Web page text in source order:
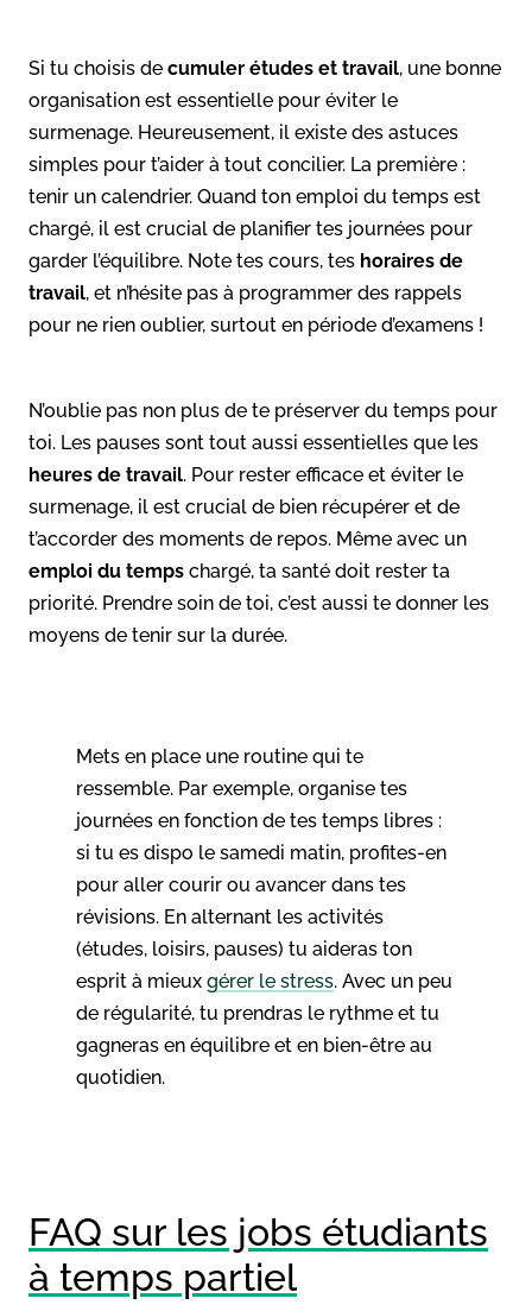
Si tu choisis de cumuler études et travail, une bonne
organisation est essentielle pour éviter le
surmenage. Heureusement, il existe des astuces
simples pour t’aider à tout concilier. La première :
tenir un calendrier. Quand ton emploi du temps est
chargé, il est crucial de planifier tes journées pour
garder l’équilibre. Note tes cours, tes horaires de
travail, et n’hésite pas à programmer des rappels
pour ne rien oublier, surtout en période d’examens !
N’oublie pas non plus de te préserver du temps pour
toi. Les pauses sont tout aussi essentielles que les
heures de travail. Pour rester efficace et éviter le
surmenage, il est crucial de bien récupérer et de
t’accorder des moments de repos. Même avec un
emploi du temps chargé, ta santé doit rester ta
priorité. Prendre soin de toi, c’est aussi te donner les
moyens de tenir sur la durée.
Mets en place une routine qui te
ressemble. Par exemple, organise tes
journées en fonction de tes temps libres :
si tu es dispo le samedi matin, profites-en
pour aller courir ou avancer dans tes
révisions. En alternant les activités
(études, loisirs, pauses) tu aideras ton
esprit à mieux gérer le stress. Avec un peu
de régularité, tu prendras le rythme et tu
gagneras en équilibre et en bien-être au
quotidien.
FAQ sur les jobs étudiants
à temps partiel